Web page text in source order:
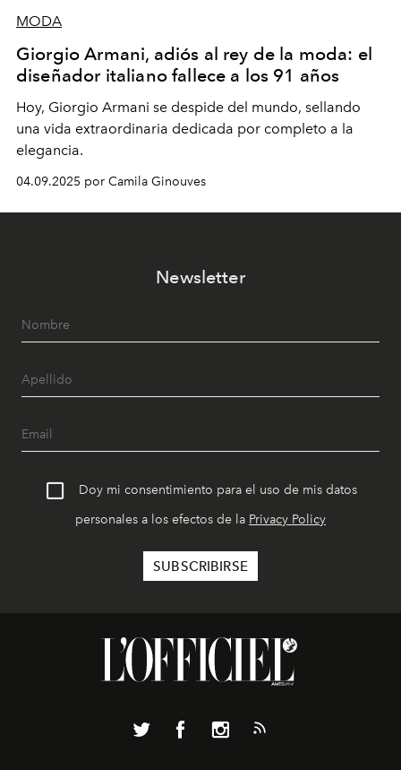
MODA
Giorgio Armani, adiós al rey de la moda: el
diseñador italiano fallece a los 91 años
Hoy, Giorgio Armani se despide del mundo, sellando
una vida extraordinaria dedicada por completo a la
elegancia.
04.09.2025 por Camila Ginouves
Newsletter
Doy mi consentimiento para el uso de mis datos
personales a los efectos de la Privacy Policy